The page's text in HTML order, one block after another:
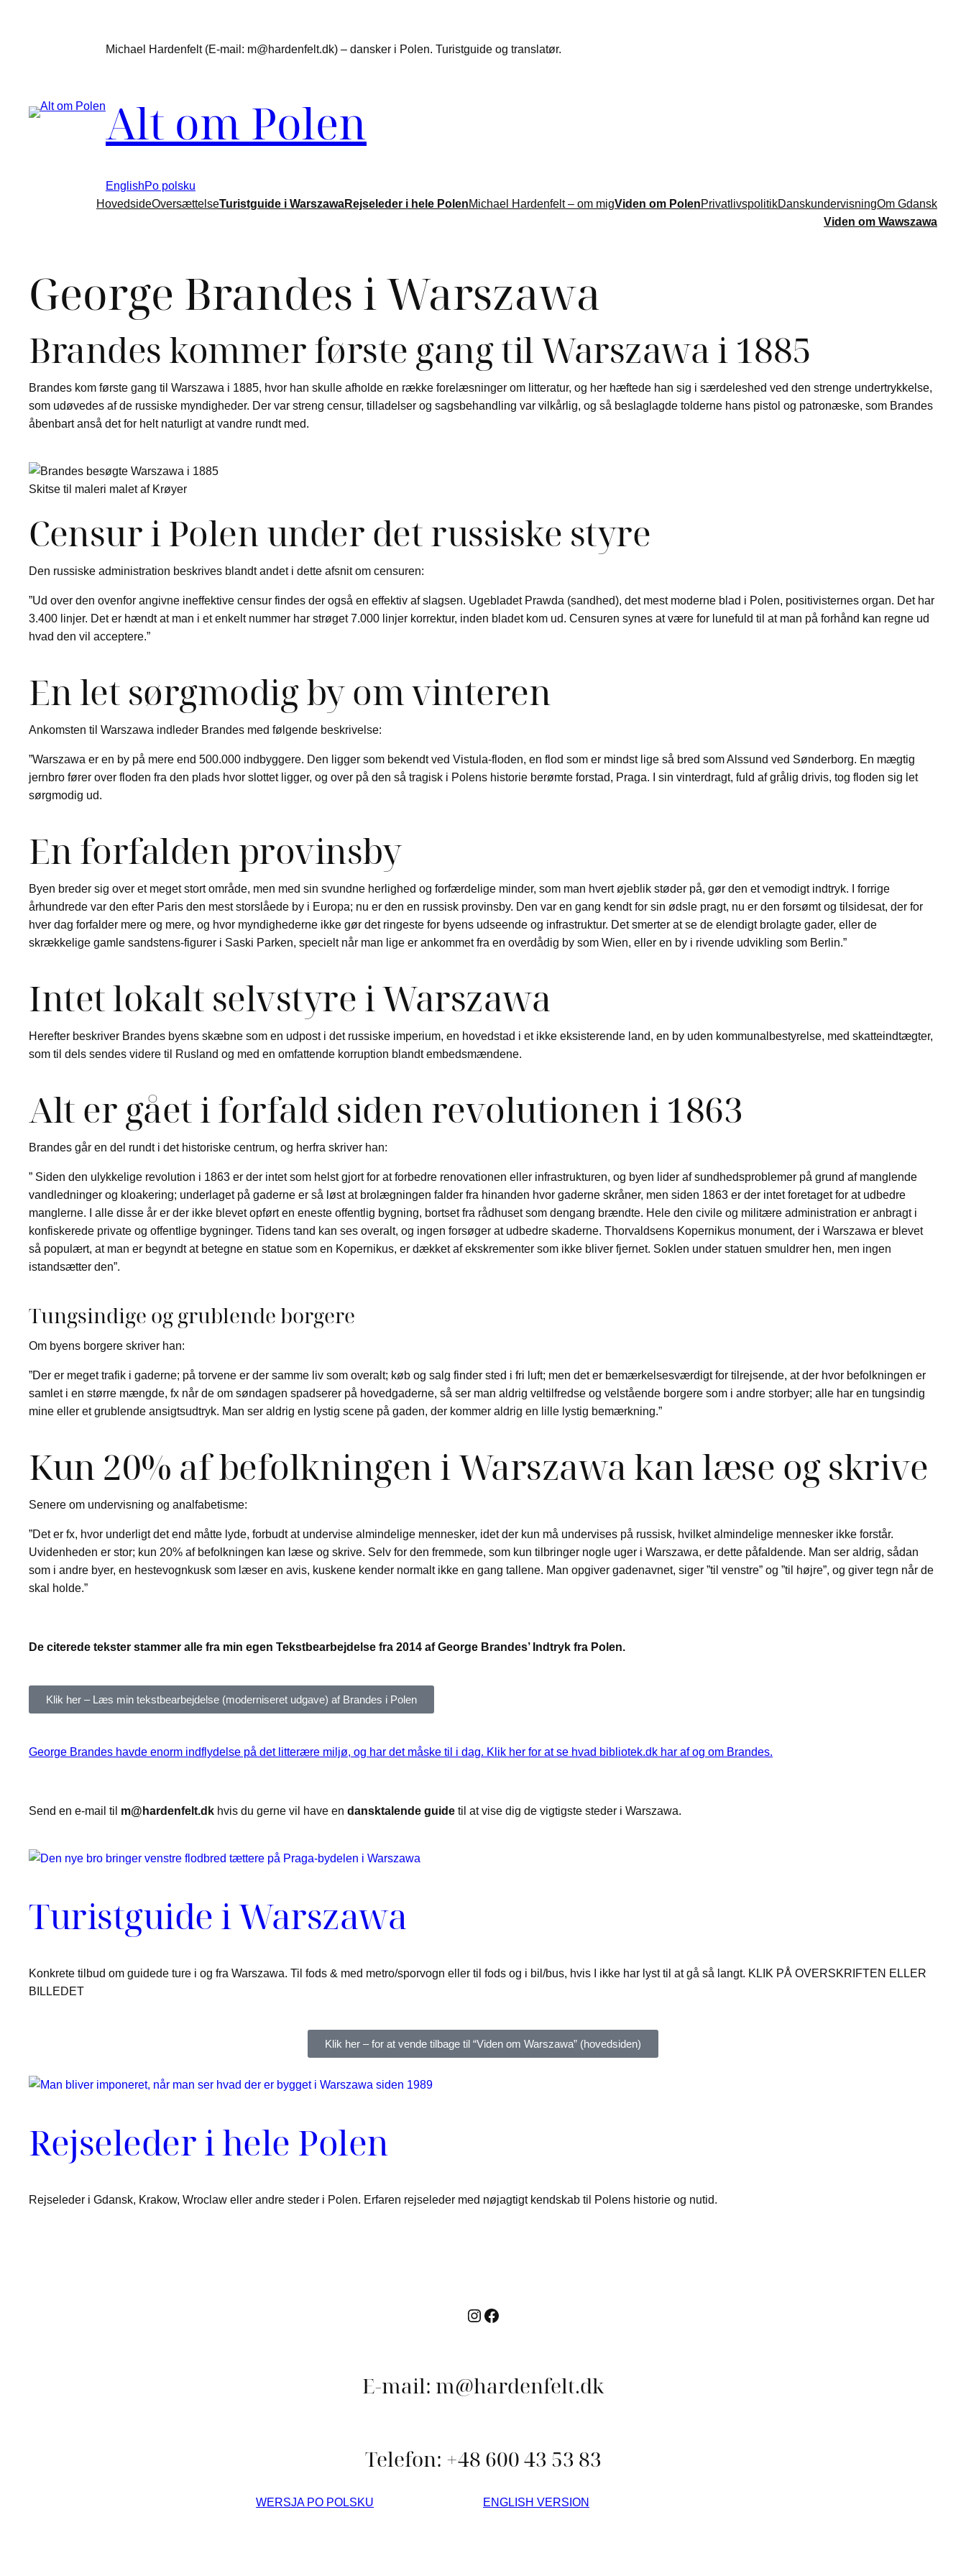
Michael Hardenfelt (E-mail: m@hardenfelt.dk) – dansker i Polen. Turistguide og translatør.
Alt om Polen
EnglishPo polsku
HovedsideOversættelseTuristguide i WarszawaRejseleder i hele PolenMichael Hardenfelt – om migViden om PolenPrivatlivspolitikDanskundervisningOm Gdansk
Viden om Wawszawa
George Brandes i Warszawa
Brandes kommer første gang til Warszawa i 1885
Brandes kom første gang til Warszawa i 1885, hvor han skulle afholde en række forelæsninger om litteratur, og her hæftede han sig i særdeleshed ved den strenge undertrykkelse,
som udøvedes af de russiske myndigheder. Der var streng censur, tilladelser og sagsbehandling var vilkårlig, og så beslaglagde tolderne hans pistol og patronæske, som Brandes
åbenbart anså det for helt naturligt at vandre rundt med.
Skitse til maleri malet af Krøyer
Censur i Polen under det russiske styre
Den russiske administration beskrives blandt andet i dette afsnit om censuren:
”Ud over den ovenfor angivne ineffektive censur findes der også en effektiv af slagsen. Ugebladet Prawda (sandhed), det mest moderne blad i Polen, positivisternes organ. Det har
3.400 linjer. Det er hændt at man i et enkelt nummer har strøget 7.000 linjer korrektur, inden bladet kom ud. Censuren synes at være for lunefuld til at man på forhånd kan regne ud
hvad den vil acceptere.”
En let sørgmodig by om vinteren
Ankomsten til Warszawa indleder Brandes med følgende beskrivelse:
”Warszawa er en by på mere end 500.000 indbyggere. Den ligger som bekendt ved Vistula-floden, en flod som er mindst lige så bred som Alssund ved Sønderborg. En mægtig
jernbro fører over floden fra den plads hvor slottet ligger, og over på den så tragisk i Polens historie berømte forstad, Praga. I sin vinterdragt, fuld af grålig drivis, tog floden sig let
sørgmodig ud.
En forfalden provinsby
Byen breder sig over et meget stort område, men med sin svundne herlighed og forfærdelige minder, som man hvert øjeblik støder på, gør den et vemodigt indtryk. I forrige
århundrede var den efter Paris den mest storslåede by i Europa; nu er den en russisk provinsby. Den var en gang kendt for sin ødsle pragt, nu er den forsømt og tilsidesat, der for
hver dag forfalder mere og mere, og hvor myndighederne ikke gør det ringeste for byens udseende og infrastruktur. Det smerter at se de elendigt brolagte gader, eller de
skrækkelige gamle sandstens-figurer i Saski Parken, specielt når man lige er ankommet fra en overdådig by som Wien, eller en by i rivende udvikling som Berlin.”
Intet lokalt selvstyre i Warszawa
Herefter beskriver Brandes byens skæbne som en udpost i det russiske imperium, en hovedstad i et ikke eksisterende land, en by uden kommunalbestyrelse, med skatteindtægter,
som til dels sendes videre til Rusland og med en omfattende korruption blandt embedsmændene.
Alt er gået i forfald siden revolutionen i 1863
Brandes går en del rundt i det historiske centrum, og herfra skriver han:
” Siden den ulykkelige revolution i 1863 er der intet som helst gjort for at forbedre renovationen eller infrastrukturen, og byen lider af sundhedsproblemer på grund af manglende
vandledninger og kloakering; underlaget på gaderne er så løst at brolægningen falder fra hinanden hvor gaderne skråner, men siden 1863 er der intet foretaget for at udbedre
manglerne. I alle disse år er der ikke blevet opført en eneste offentlig bygning, bortset fra rådhuset som dengang brændte. Hele den civile og militære administration er anbragt i
konfiskerede private og offentlige bygninger. Tidens tand kan ses overalt, og ingen forsøger at udbedre skaderne. Thorvaldsens Kopernikus monument, der i Warszawa er blevet
så populært, at man er begyndt at betegne en statue som en Kopernikus, er dækket af ekskrementer som ikke bliver fjernet. Soklen under statuen smuldrer hen, men ingen
istandsætter den”.
Tungsindige og grublende borgere
Om byens borgere skriver han:
”Der er meget trafik i gaderne; på torvene er der samme liv som overalt; køb og salg finder sted i fri luft; men det er bemærkelsesværdigt for tilrejsende, at der hvor befolkningen er
samlet i en større mængde, fx når de om søndagen spadserer på hovedgaderne, så ser man aldrig veltilfredse og velstående borgere som i andre storbyer; alle har en tungsindig
mine eller et grublende ansigtsudtryk. Man ser aldrig en lystig scene på gaden, der kommer aldrig en lille lystig bemærkning.”
Kun 20% af befolkningen i Warszawa kan læse og skrive
Senere om undervisning og analfabetisme:
”Det er fx, hvor underligt det end måtte lyde, forbudt at undervise almindelige mennesker, idet der kun må undervises på russisk, hvilket almindelige mennesker ikke forstår.
Uvidenheden er stor; kun 20% af befolkningen kan læse og skrive. Selv for den fremmede, som kun tilbringer nogle uger i Warszawa, er dette påfaldende. Man ser aldrig, sådan
som i andre byer, en hestevognkusk som læser en avis, kuskene kender normalt ikke en gang tallene. Man opgiver gadenavnet, siger ”til venstre” og ”til højre”, og giver tegn når de
skal holde.”
De citerede tekster stammer alle fra min egen Tekstbearbejdelse fra 2014 af George Brandes’ Indtryk fra Polen.
Klik her – Læs min tekstbearbejdelse (moderniseret udgave) af Brandes i Polen
George Brandes havde enorm indflydelse på det litterære miljø, og har det måske til i dag. Klik her for at se hvad bibliotek.dk har af og om Brandes.
Send en e-mail til m@hardenfelt.dk hvis du gerne vil have en dansktalende guide til at vise dig de vigtigste steder i Warszawa.
Turistguide i Warszawa
Konkrete tilbud om guidede ture i og fra Warszawa. Til fods & med metro/sporvogn eller til fods og i bil/bus, hvis I ikke har lyst til at gå så langt. KLIK PÅ OVERSKRIFTEN ELLER
BILLEDET
Klik her – for at vende tilbage til “Viden om Warszawa” (hovedsiden)
Rejseleder i hele Polen
Rejseleder i Gdansk, Krakow, Wroclaw eller andre steder i Polen. Erfaren rejseleder med nøjagtigt kendskab til Polens historie og nutid.
E-mail: m@hardenfelt.dk
Telefon: +48 600 43 53 83
WERSJA PO POLSKU ENGLISH VERSION